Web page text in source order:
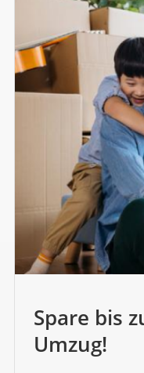
Spare bis
Umzug!